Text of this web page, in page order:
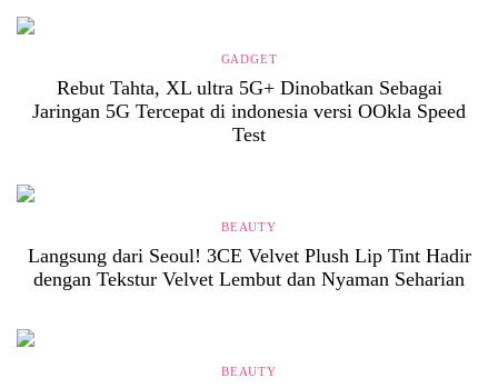
GADGET
Rebut Tahta, XL ultra 5G+ Dinobatkan Sebagai
Jaringan 5G Tercepat di indonesia versi OOkla Speed
Test
BEAUTY
Langsung dari Seoul! 3CE Velvet Plush Lip Tint Hadir
dengan Tekstur Velvet Lembut dan Nyaman Seharian
BEAUTY